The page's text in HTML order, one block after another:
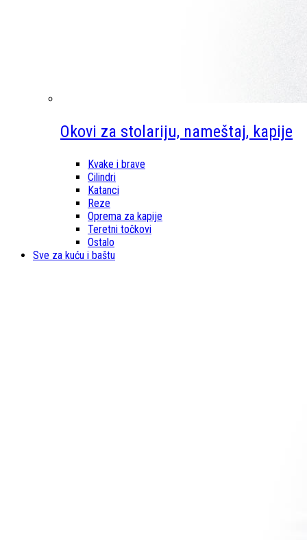
Okovi za stolariju, nameštaj, kapije
Kvake i brave
Cilindri
Katanci
Reze
Oprema za kapije
Teretni točkovi
Ostalo
Sve za kuću i baštu